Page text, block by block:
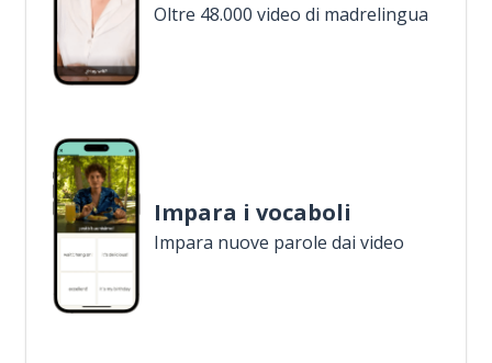
Oltre 48.000 video di madrelingua
Impara i vocaboli
Impara nuove parole dai video